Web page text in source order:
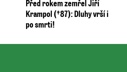
Před rokem zemřel Jiří
Krampol (†87): Dluhy vrší i
po smrti!